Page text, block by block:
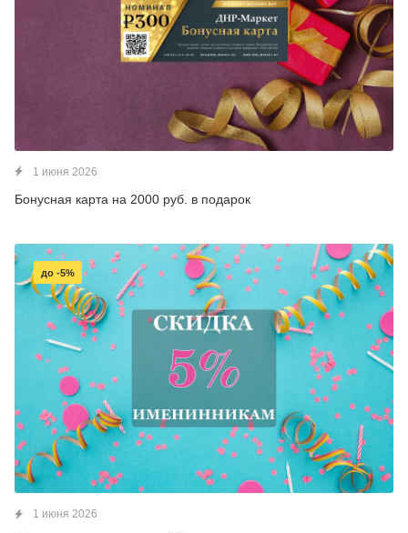
1 июня 2026
Бонусная карта на 2000 руб. в подарок
1 июня 2026
до -5%